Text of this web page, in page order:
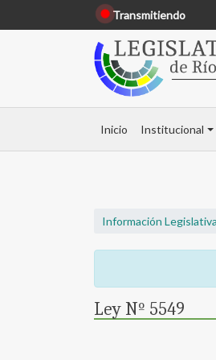
Transmitiendo
Inicio Institucional
Información Legislativa
Ley Nº 5549